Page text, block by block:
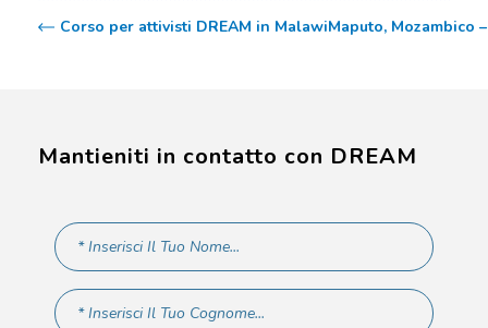
Corso per attivisti DREAM in MalawiMaputo, Mozambico
Mantieniti in contatto con DREAM